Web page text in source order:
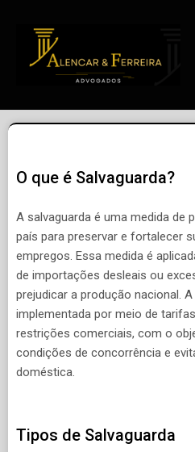
O que é Salvaguarda?
A salvaguarda é uma medida de
país para preservar e fortalecer
empregos. Essa medida é
de importações desleais ou
prejudicar a produção nacional.
implementada por meio de
restrições comerciais, com o
condições de concorrência e
doméstica.
Tipos de Salvaguarda